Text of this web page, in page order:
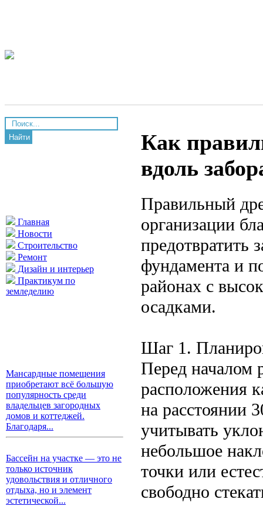
Найти
Главная
Новости
Строительство
Ремонт
Дизайн и интерьер
Практикум по
земледелию
Мансардные помещения
приобретают всё большую
популярность среди
владельцев загородных
домов и коттеджей.
Благодаря...
Бассейн на участке — это не
только источник
удовольствия и отличного
отдыха, но и элемент
эстетической...
Как
вдоль
Правильный
организации
предотвратить
фундамента и
районах с
осадками.
Шаг 1.
Перед началом
расположения
на расстоянии
учитывать
небольшое
точки или
свободно